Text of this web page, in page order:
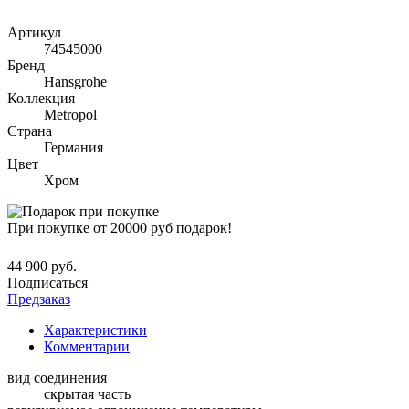
Артикул
74545000
Бренд
Hansgrohe
Коллекция
Metropol
Страна
Германия
Цвет
Хром
При покупке от 20000 руб подарок!
44 900 руб.
Подписаться
Предзаказ
Характеристики
Комментарии
вид соединения
скрытая часть